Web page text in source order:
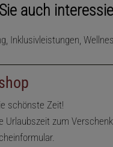
auch
Inklusivleistungen,
schönste Zeit!
Urlaubszeit zum